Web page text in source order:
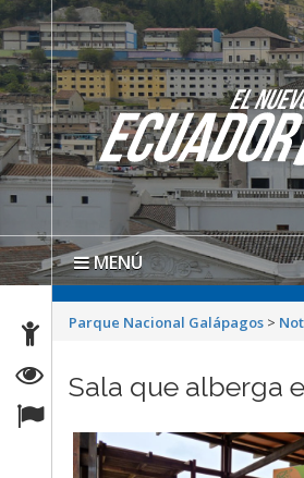
MENÚ
Parque Nacional Galápagos >
Sala que alberga